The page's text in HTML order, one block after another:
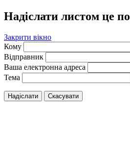
Надіслати листом це
Закрити вікно
Кому
Відправник
Ваша електронна адреса
Тема
Надіслати Скасувати